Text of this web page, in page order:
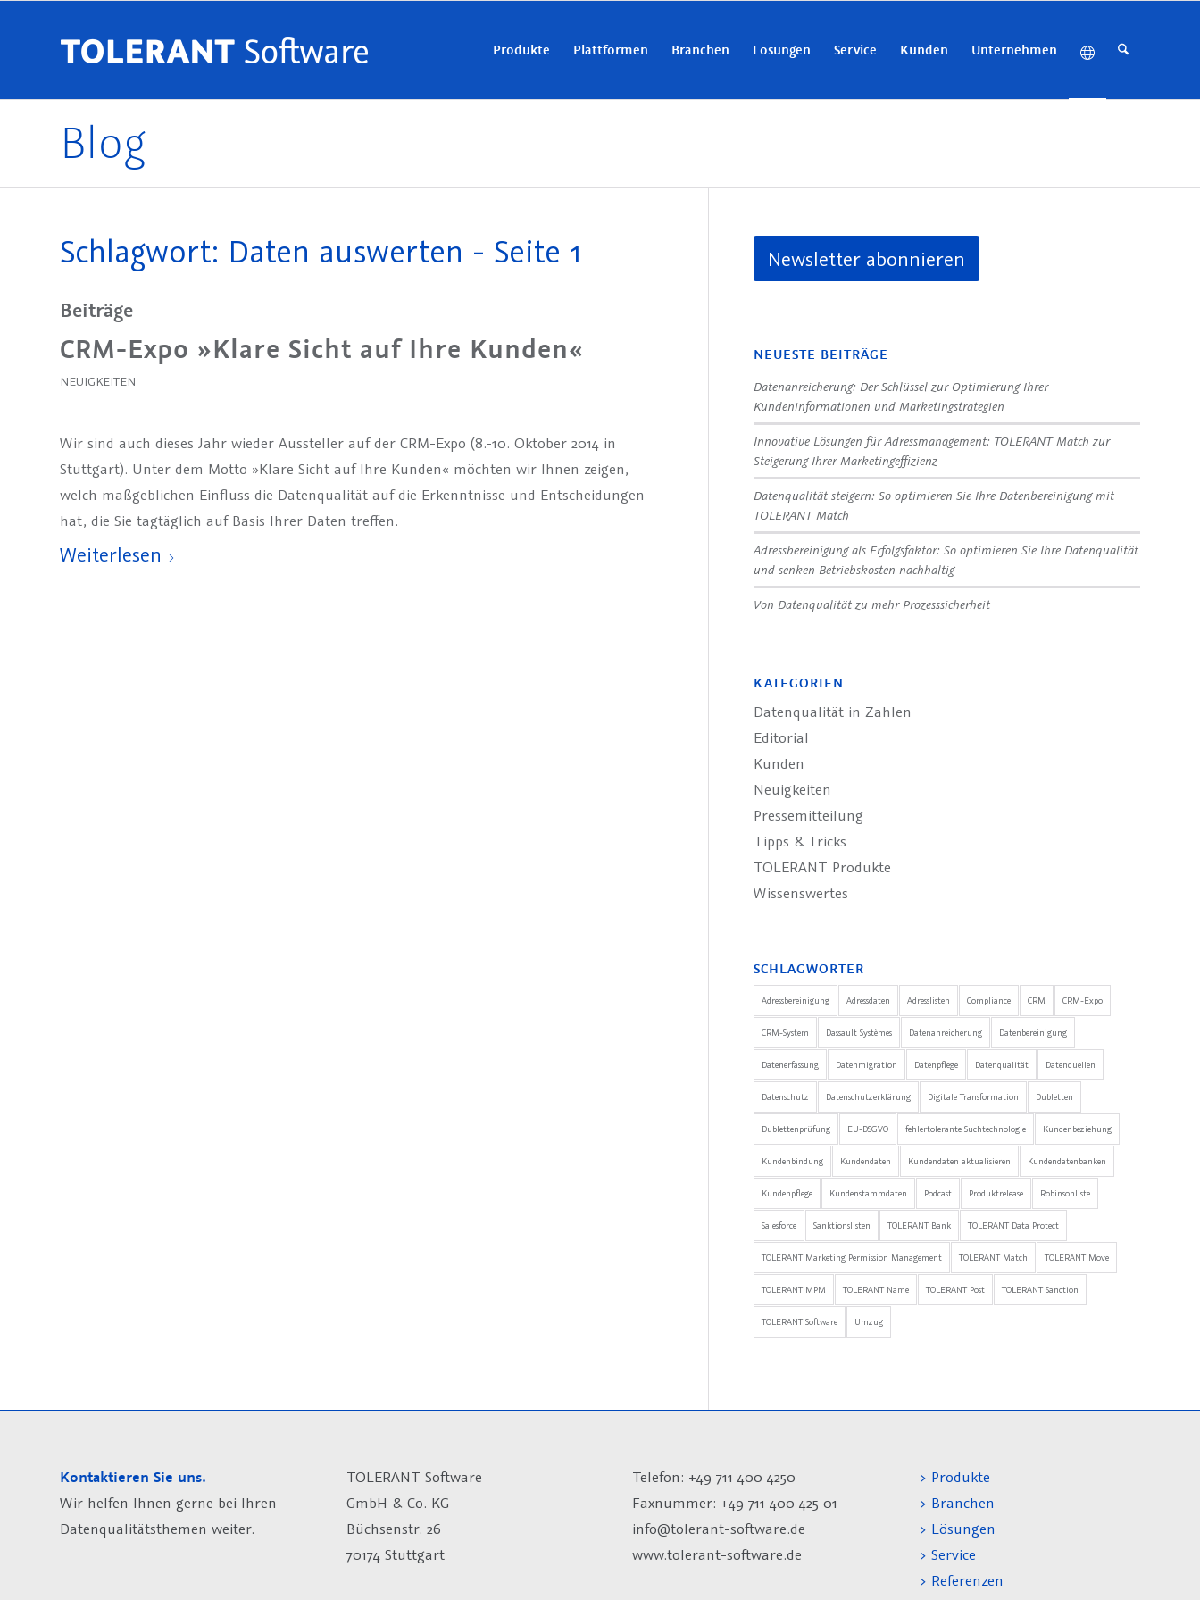
Produkte Plattformen Branchen Lösungen Service Kunden Unternehmen
Blog
Schlagwort: Daten auswerten - Seite 1
Beiträge
CRM-Expo »Klare Sicht auf Ihre Kunden«
NEUIGKEITEN
Wir sind auch dieses Jahr wieder Aussteller auf der CRM-Expo (8.-10. Oktober 2014 in
Stuttgart). Unter dem Motto »Klare Sicht auf Ihre Kunden« möchten wir Ihnen zeigen,
welch maßgeblichen Einfluss die Datenqualität auf die Erkenntnisse und Entscheidungen
hat, die Sie tagtäglich auf Basis Ihrer Daten treffen.
Weiterlesen
Newsletter abonnieren
NEUESTE BEITRÄGE
Datenanreicherung: Der Schlüssel zur Optimierung Ihrer
Kundeninformationen und Marketingstrategien
Innovative Lösungen für Adressmanagement: TOLERANT Match zur
Steigerung Ihrer Marketingeffizienz
Datenqualität steigern: So optimieren Sie Ihre Datenbereinigung mit
TOLERANT Match
Adressbereinigung als Erfolgsfaktor: So optimieren Sie Ihre Datenqualität
und senken Betriebskosten nachhaltig
Von Datenqualität zu mehr Prozesssicherheit
KATEGORIEN
Datenqualität in Zahlen
Editorial
Kunden
Neuigkeiten
Pressemitteilung
Tipps & Tricks
TOLERANT Produkte
Wissenswertes
SCHLAGWÖRTER
Adressbereinigung Adressdaten Adresslisten Compliance CRM CRM-Expo
CRM-System Dassault Systèmes Datenanreicherung Datenbereinigung
Datenerfassung Datenmigration Datenpflege Datenqualität Datenquellen
Datenschutz Datenschutzerklärung Digitale Transformation Dubletten
Dublettenprüfung EU-DSGVO fehlertolerante Suchtechnologie Kundenbeziehung
Kundenbindung Kundendaten Kundendaten aktualisieren Kundendatenbanken
Kundenpflege Kundenstammdaten Podcast Produktrelease Robinsonliste
Salesforce Sanktionslisten TOLERANT Bank TOLERANT Data Protect
TOLERANT Marketing Permission Management TOLERANT Match TOLERANT Move
TOLERANT MPM TOLERANT Name TOLERANT Post TOLERANT Sanction
TOLERANT Software Umzug
Kontaktieren Sie uns.
Wir helfen Ihnen gerne bei Ihren
Datenqualitätsthemen weiter.
TOLERANT Software
GmbH & Co. KG
Büchsenstr. 26
70174 Stuttgart
Telefon: +49 711 400 4250
Faxnummer: +49 711 400 425 01
info@tolerant-software.de
www.tolerant-software.de
> Produkte
> Branchen
> Lösungen
> Service
> Referenzen